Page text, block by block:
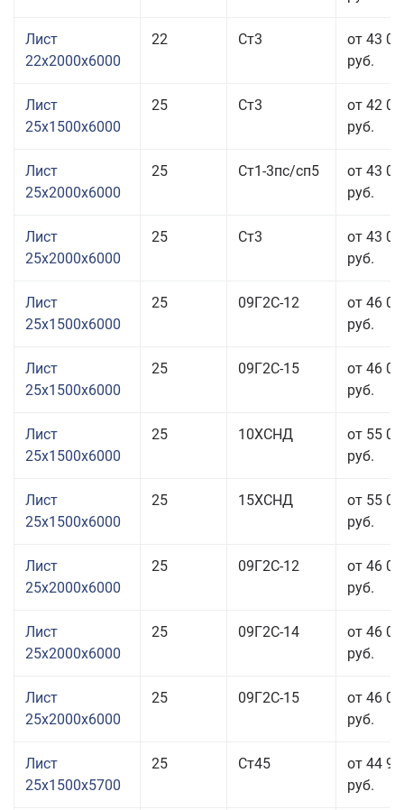
Лист
22x2000x6000
22 Ст3
от 43
руб.
Лист
25x1500x6000
25 Ст3
от 42
руб.
Лист
25x2000x6000
25 Ст1-3пс/сп5
от 43
руб.
Лист
25x2000x6000
25 Ст3
от 43
руб.
Лист
25x1500x6000
25 09Г2С-12
от 46
руб.
Лист
25x1500x6000
25 09Г2С-15
от 46
руб.
Лист
25x1500x6000
25 10ХСНД
от 55
руб.
Лист
25x1500x6000
25 15ХСНД
от 55
руб.
Лист
25x2000x6000
25 09Г2С-12
от 46
руб.
Лист
25x2000x6000
25 09Г2С-14
от 46
руб.
Лист
25x2000x6000
25 09Г2С-15
от 46
руб.
Лист
25x1500x5700
25 Ст45
от 44
руб.